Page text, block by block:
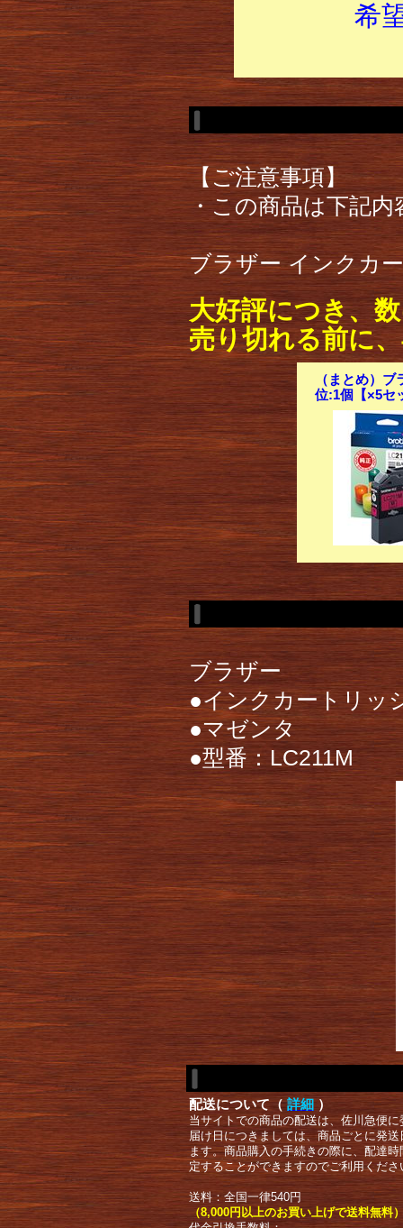
希
【ご注意事項】
・この商品は下記
ブラザー インクカ
大好評につき、
売り切れる前に
（まとめ）
位:1個【×5セ
ブラザー
●インクカートリッ
●マゼンタ
●型番：LC211M
配送について（ 詳細 ）
当サイトでの商品の配送は、佐川急便
届け日につきましては、商品ごとに発
ます。商品購入の手続きの際に、配達
定することができますのでご利用くださ
送料：全国一律540円
（8,000円以上のお買い上げで送料無料